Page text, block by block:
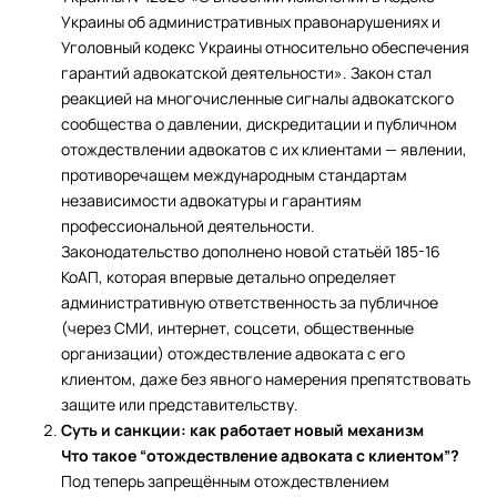
Украины об административных правонарушениях и
Уголовный кодекс Украины относительно обеспечения
гарантий адвокатской деятельности». Закон стал
реакцией на многочисленные сигналы адвокатского
сообщества о давлении, дискредитации и публичном
отождествлении адвокатов с их клиентами — явлении,
противоречащем международным стандартам
независимости адвокатуры и гарантиям
профессиональной деятельности.
Законодательство дополнено новой статьёй 185-16
КоАП, которая впервые детально определяет
административную ответственность за публичное
(через СМИ, интернет, соцсети, общественные
организации) отождествление адвоката с его
клиентом, даже без явного намерения препятствовать
защите или представительству.
Суть и санкции: как работает новый механизм
Что такое “отождествление адвоката с клиентом”?
Под теперь запрещённым отождествлением